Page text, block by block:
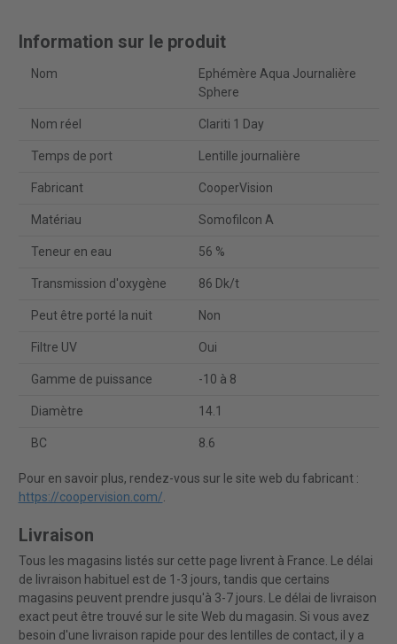
Information sur le produit
Nom
Ephémère Aqua Journalière
Sphere
Nom réel Clariti 1 Day
Temps de port Lentille journalière
Fabricant CooperVision
Matériau Somofilcon A
Teneur en eau 56 %
Transmission d'oxygène 86 Dk/t
Peut être porté la nuit Non
Filtre UV Oui
Gamme de puissance -10 à 8
Diamètre 14.1
BC 8.6
Pour en savoir plus, rendez-vous sur le site web du fabricant :
https://coopervision.com/.
Livraison
Tous les magasins listés sur cette page livrent à France. Le délai
de livraison habituel est de 1-3 jours, tandis que certains
magasins peuvent prendre jusqu'à 3-7 jours. Le délai de livraison
exact peut être trouvé sur le site Web du magasin. Si vous avez
besoin d'une livraison rapide pour des lentilles de contact, il y a